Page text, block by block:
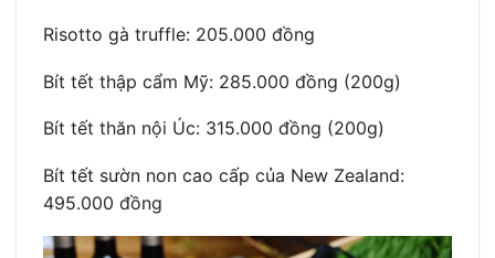
Risotto gà truffle: 205.000 đồng
Bít tết thập cẩm Mỹ: 285.000 đồng (200g)
Bít tết thăn nội Úc: 315.000 đồng (200g)
Bít tết sườn non cao cấp của New Zealand:
495.000 đồng